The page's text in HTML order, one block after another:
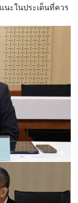
ะในประเด็นที่ควร